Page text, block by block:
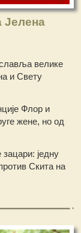
Јелена
велике
и Свету
Флор и
жене, но од
једну
Скита на